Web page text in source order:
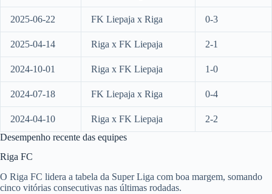
2025-06-22 FK Liepaja x Riga 0-3
2025-04-14 Riga x FK Liepaja 2-1
2024-10-01 Riga x FK Liepaja 1-0
2024-07-18 FK Liepaja x Riga 0-4
2024-04-10 Riga x FK Liepaja
2-2
Desempenho recente das equipes
Riga FC
O Riga FC lidera a tabela da Super Liga com boa margem, somando
cinco vitórias consecutivas nas últimas rodadas.